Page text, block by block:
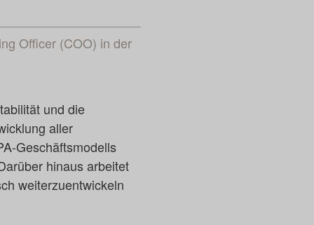
und die
aller
Geschäftsmodells
hinaus arbeitet
weiterzuentwickeln
Officer (COO) in der